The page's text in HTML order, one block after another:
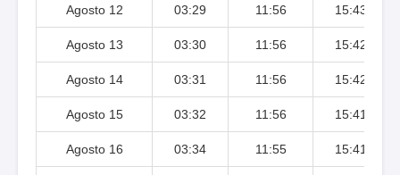
Agosto 12 03:29 11:56 15:43
Agosto 13 03:30 11:56 15:42
Agosto 14 03:31 11:56 15:42
Agosto 15 03:32 11:56 15:41
Agosto 16 03:34 11:55 15:41